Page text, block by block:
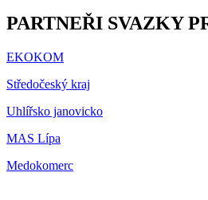
PARTNEŘI SVAZKY
EKOKOM
Středočeský kraj
Uhlířsko janovicko
MAS Lípa
Medokomerc